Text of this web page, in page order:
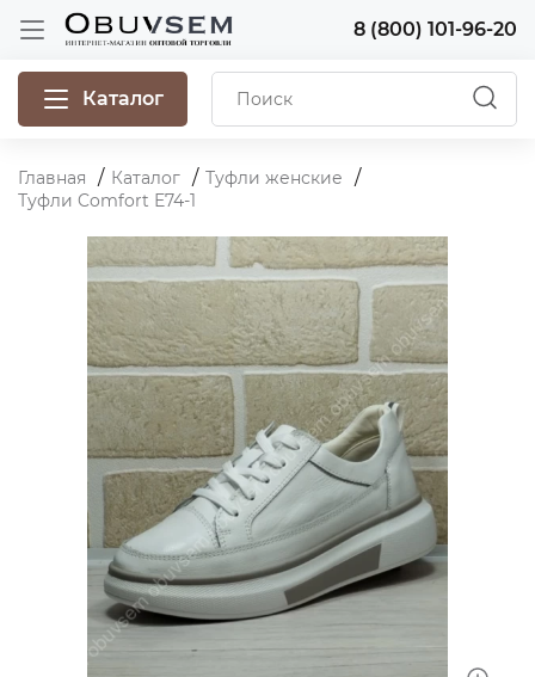
8 (800) 101-96-20
Каталог
Главная Каталог
Туфли женские
Туфли Comfort Е74-1